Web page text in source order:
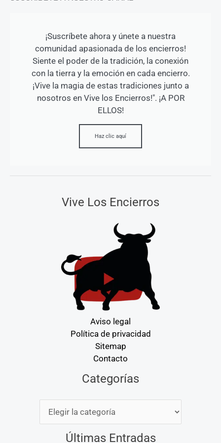
¡Suscríbete ahora y únete a nuestra
comunidad apasionada de los encierros!
Siente el poder de la tradición, la conexión
con la tierra y la emoción en cada encierro.
¡Vive la magia de estas tradiciones junto a
nosotros en Vive los Encierros!". ¡A POR
ELLOS!
Haz clic aquí
Vive Los Encierros
Aviso legal
Política de privacidad
Sitemap
Contacto
Categorías
Últimas Entradas